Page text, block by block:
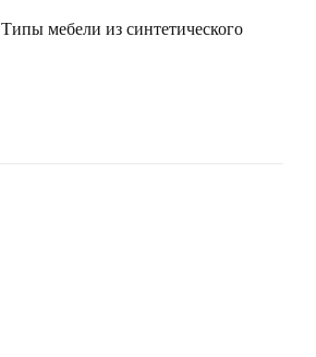
Типы мебели из синтетического